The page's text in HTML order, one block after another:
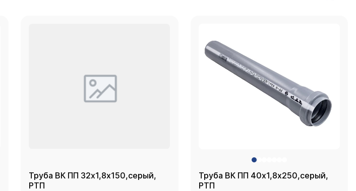
Труба ВК ПП 32х1,8х150,серый,
РТП
Труба ВК ПП 40х1,8х250,серый,
РТП